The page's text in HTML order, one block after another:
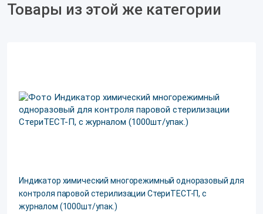
Товары из этой же категории
Индикатор химический многорежимный одноразовый для
контроля паровой стерилизации СтериТЕСТ-П, с
журналом (1000шт/упак.)